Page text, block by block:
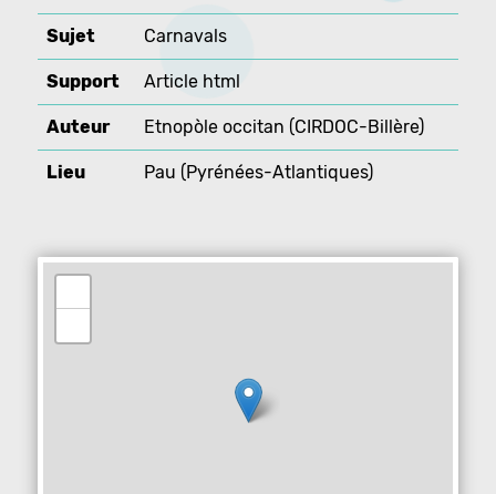
Sujet Carnavals
Support Article html
Auteur Etnopòle occitan (CIRDOC-Billère)
Lieu Pau (Pyrénées-Atlantiques)